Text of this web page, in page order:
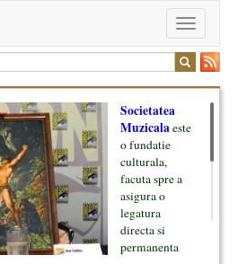
Toggle
navigation
Societatea
Muzicalaeste
o fundatie
culturala,
facuta spre a
asigura o
legatura
directa si
permanenta